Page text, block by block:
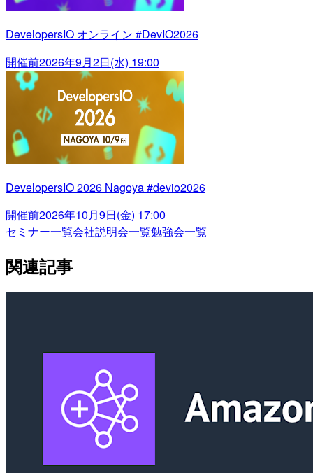
DevelopersIO オンライン #DevIO2026
開催前2026年9月2日(水) 19:00
DevelopersIO 2026 Nagoya #devio2026
開催前2026年10月9日(金) 17:00
セミナー一覧会社説明会一覧勉強会一覧
関連記事